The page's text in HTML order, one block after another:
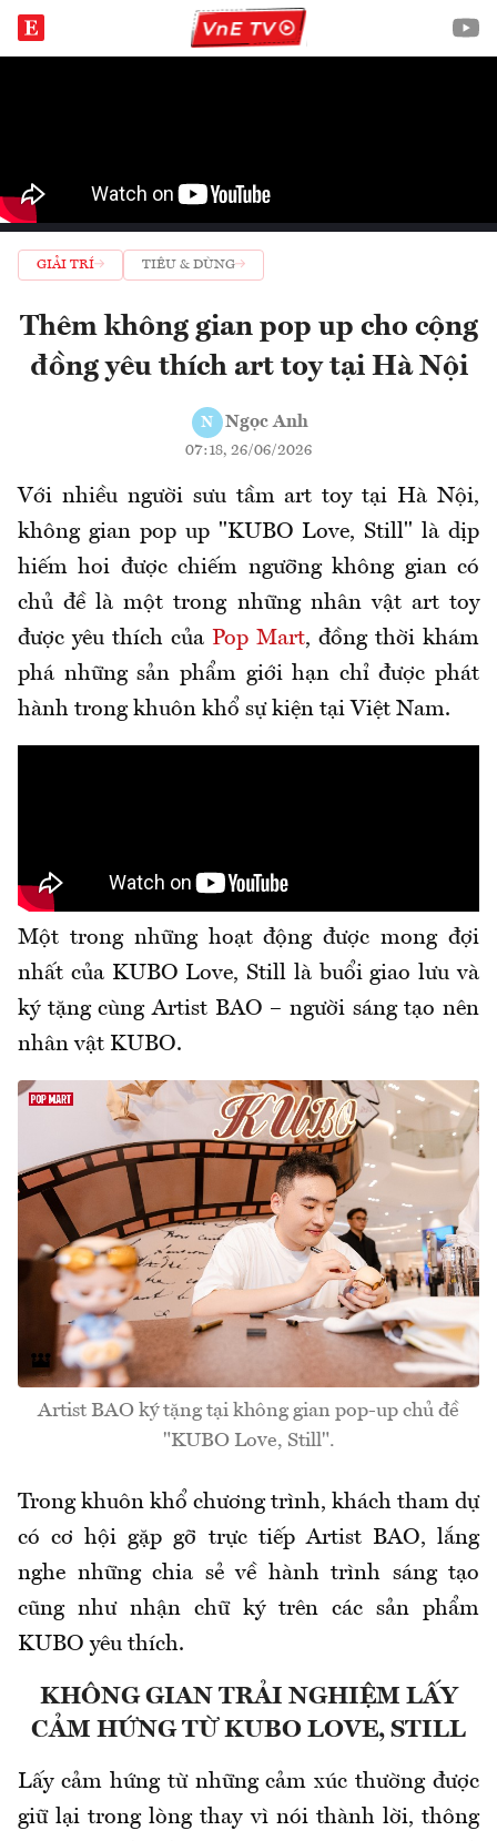
GIẢI TRÍ TIÊU & DÙNG
Thêm không gian pop up cho cộng
đồng yêu thích art toy tại Hà Nội
N Ngọc Anh
07:18, 26/06/2026
Với nhiều người sưu tầm art toy tại Hà Nội,
không gian pop up "KUBO Love, Still" là dịp
hiếm hoi được chiếm ngưỡng không gian có
chủ đề là một trong những nhân vật art toy
được yêu thích của Pop Mart, đồng thời khám
phá những sản phẩm giới hạn chỉ được phát
hành trong khuôn khổ sự kiện tại Việt Nam.
Một trong những hoạt động được mong đợi
nhất của KUBO Love, Still là buổi giao lưu và
ký tặng cùng Artist BAO – người sáng tạo nên
nhân vật KUBO.
Artist BAO ký tặng tại không gian pop-up chủ đề
"KUBO Love, Still".
Trong khuôn khổ chương trình, khách tham dự
có cơ hội gặp gỡ trực tiếp Artist BAO, lắng
nghe những chia sẻ về hành trình sáng tạo
cũng như nhận chữ ký trên các sản phẩm
KUBO yêu thích.
KHÔNG GIAN TRẢI NGHIỆM LẤY
CẢM HỨNG TỪ KUBO LOVE, STILL
Lấy cảm hứng từ những cảm xúc thường được
giữ lại trong lòng thay vì nói thành lời, thông